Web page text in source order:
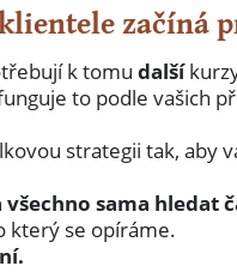
začíná
k tomu další
to podle vašich
strategii tak, aby
sama hledat
který se opíráme.